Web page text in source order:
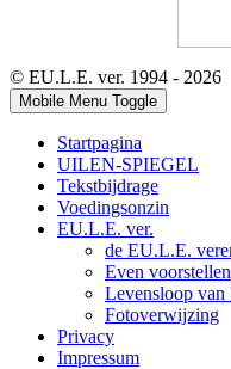
© EU.L.E. ver. 1994 - 2026
Mobile Menu Toggle
Startpagina
UILEN-SPIEGEL
Tekstbijdrage
Voedingsonzin
EU.L.E. ver.
de EU.L.E.
Even voorstellen
Levensloop
Fotoverwijzing
Privacy
Impressum